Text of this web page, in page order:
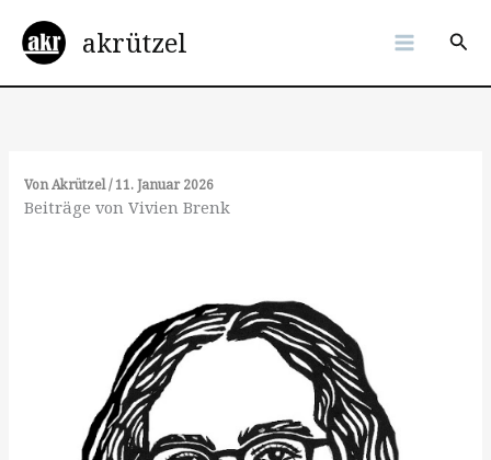
Inhalt
springen
akrützel
VonAkrützel/11. Januar 2026
Beiträge von Vivien Brenk